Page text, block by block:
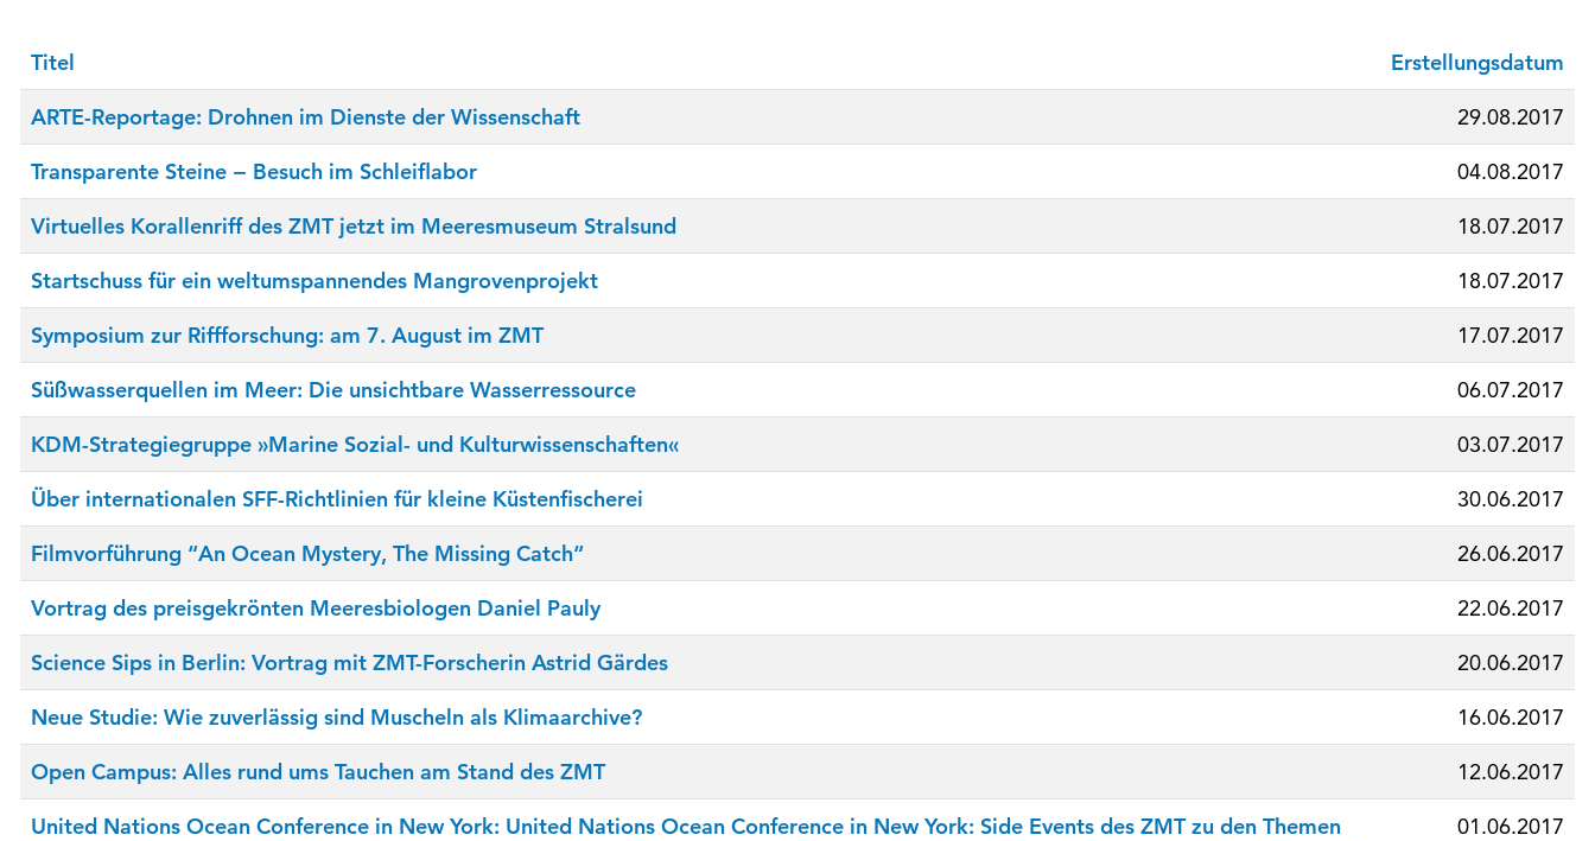
Titel
Erstellungsdatum
ARTE-Reportage: Drohnen im Dienste der Wissenschaft
29.08.2017
Transparente Steine − Besuch im Schleiflabor
04.08.2017
Virtuelles Korallenriff des ZMT jetzt im Meeresmuseum Stralsund
18.07.2017
Startschuss für ein weltumspannendes Mangrovenprojekt
18.07.2017
Symposium zur Riffforschung: am 7. August im ZMT
17.07.2017
Süßwasserquellen im Meer: Die unsichtbare Wasserressource
06.07.2017
KDM-Strategiegruppe »Marine Sozial- und Kulturwissenschaften«
03.07.2017
Über internationalen SFF-Richtlinien für kleine Küstenfischerei
30.06.2017
Filmvorführung “An Ocean Mystery, The Missing Catch“
26.06.2017
Vortrag des preisgekrönten Meeresbiologen Daniel Pauly
22.06.2017
Science Sips in Berlin: Vortrag mit ZMT-Forscherin Astrid Gärdes
20.06.2017
Neue Studie: Wie zuverlässig sind Muscheln als Klimaarchive?
16.06.2017
Open Campus: Alles rund ums Tauchen am Stand des ZMT
12.06.2017
United Nations Ocean Conference in New York: United Nations Ocean Conference in New York: Side Events des ZMT zu den Themen
01.06.2017